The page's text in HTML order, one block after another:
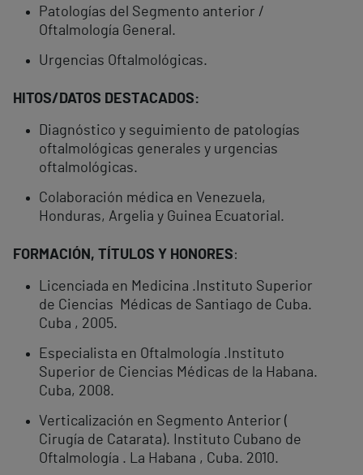
Patologías del Segmento anterior /
Oftalmología General.
Urgencias Oftalmológicas.
HITOS/DATOS DESTACADOS:
Diagnóstico y seguimiento de patologías
oftalmológicas generales y urgencias
oftalmológicas.
Colaboración médica en Venezuela,
Honduras, Argelia y Guinea Ecuatorial.
FORMACIÓN, TÍTULOS Y HONORES:
Licenciada en Medicina .Instituto Superior
de Ciencias Médicas de Santiago de Cuba.
Cuba , 2005.
Especialista en Oftalmología .Instituto
Superior de Ciencias Médicas de la Habana.
Cuba, 2008.
Verticalización en Segmento Anterior (
Cirugía de Catarata). Instituto Cubano de
Oftalmología . La Habana , Cuba. 2010.